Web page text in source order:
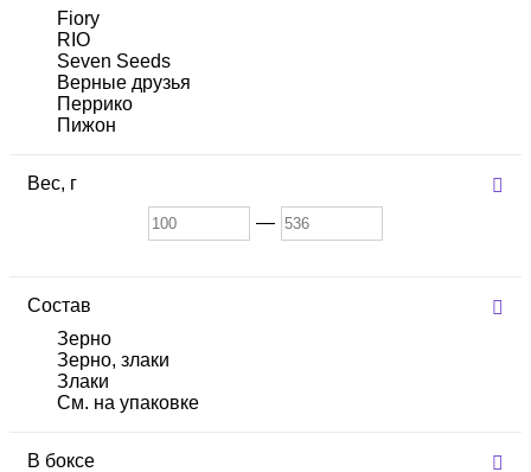
Fiory
RIO
Seven Seeds
Верные друзья
Перрико
Пижон
Вес, г
—
Состав
Зерно
Зерно, злаки
Злаки
См. на упаковке
В боксе